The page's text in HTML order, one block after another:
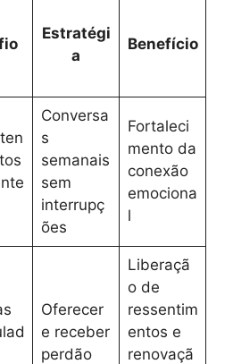
Estratégi
a
Benefício
Conversa
s
semanais
sem
interrupç
ões
Fortaleci
mento da
conexão
emociona
l
Oferecer
e receber
perdão
Liberaçã
o de
ressentim
entos e
renovaçã